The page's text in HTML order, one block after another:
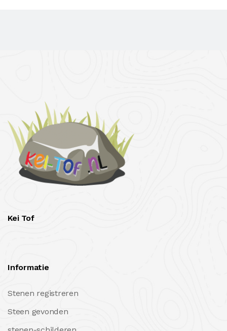
Kei Tof
Informatie
Stenen registreren
Steen gevonden